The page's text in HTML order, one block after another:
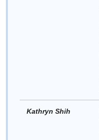
Kathryn Shih